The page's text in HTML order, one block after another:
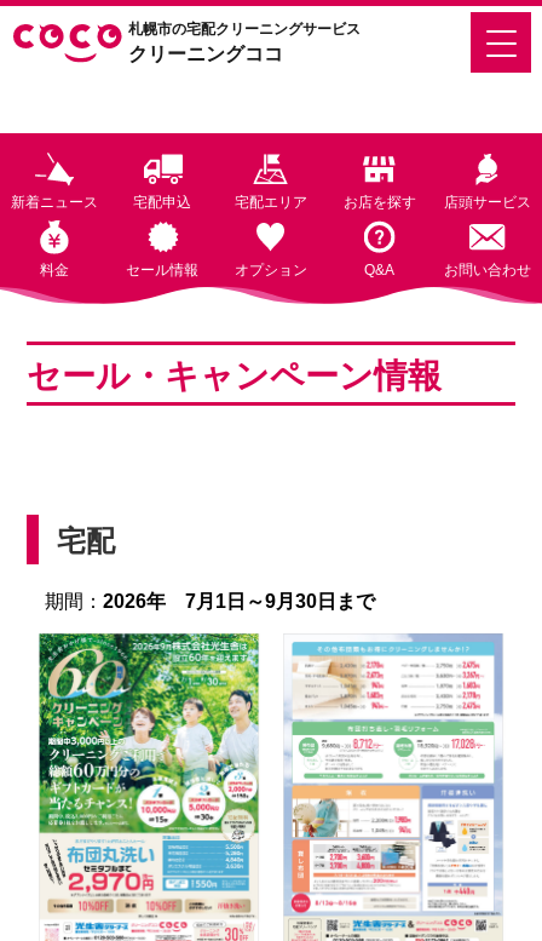
札幌市の宅配クリーニングサービス
クリーニングココ
新着ニュース 宅配申込 宅配エリア お店を探す 店頭サービス
料金 セール情報 オプション Q&A お問い合わせ
セール・キャンペーン情報
宅配
期間：2026年 7月1日～9月30日まで